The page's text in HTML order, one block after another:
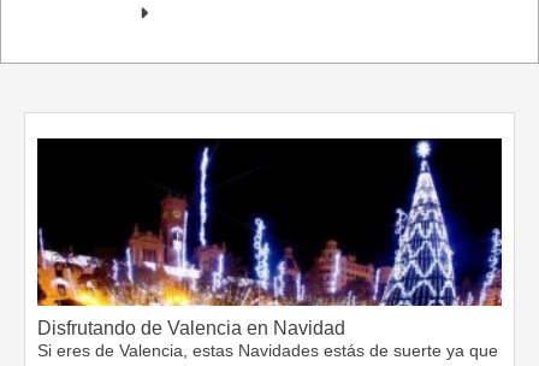
Disfrutando de Valencia en Navidad
Si eres de Valencia, estas Navidades estás de suerte ya que